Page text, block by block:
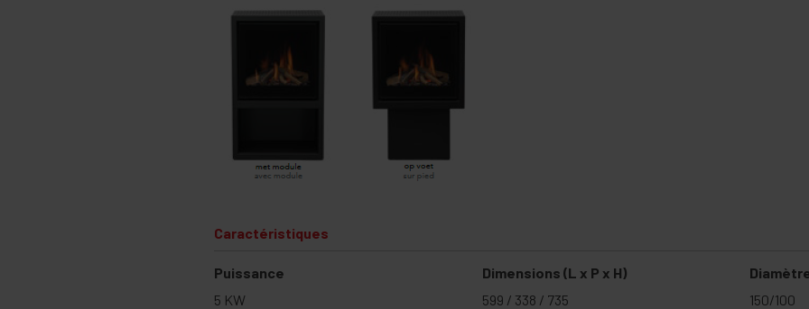
Caractéristiques
Puissance
5 KW
Dimensions (L x P x H)
599 / 338 / 735
150/100